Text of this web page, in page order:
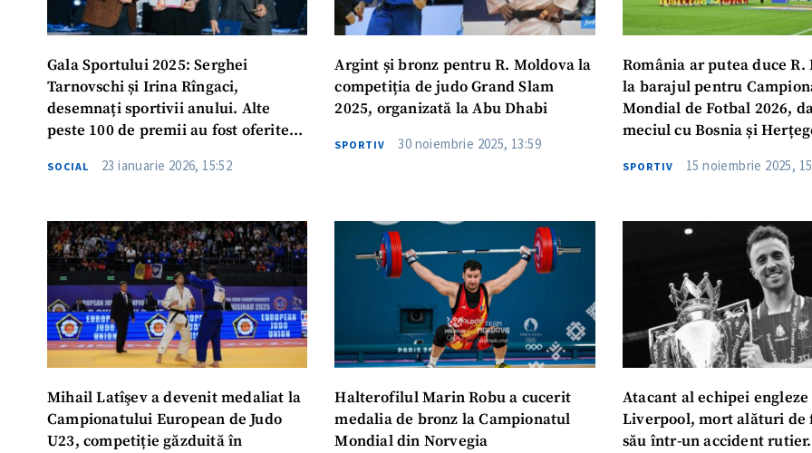
Gala Sportului 2025: Serghei
Tarnovschi și Irina Rîngaci,
desemnați sportivii anului. Alte
peste 100 de premii au fost oferite
SOCIAL 23 ianuarie 2026, 15:52
Argint și bronz pentru R. Moldova la
competiția de judo Grand Slam
2025, organizată la Abu Dhabi
SPORTIV 30 noiembrie 2025, 13:59
România ar putea duce R.
la barajul pentru
Mondial de Fotbal 2026,
meciul cu Bosnia și
SPORTIV 15 noiembrie 2025,
Mihail Latîşev a devenit medaliat la
Campionatului European de Judo
U23, competiție găzduită în
Halterofilul Marin Robu a cucerit
medalia de bronz la Campionatul
Mondial din Norvegia
Atacant al echipei engleze
Liverpool, mort alături de
său într-un accident rutier.